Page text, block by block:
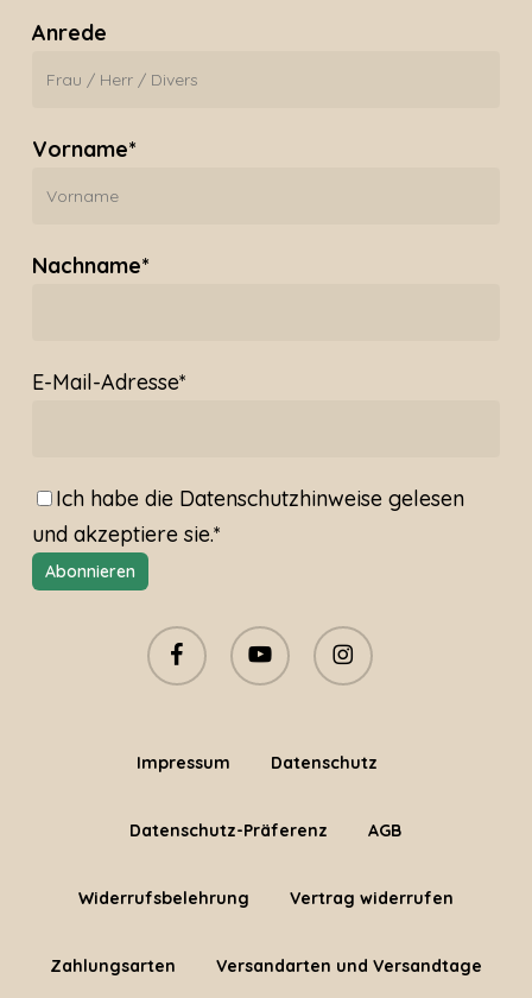
Anrede
Vorname*
Nachname*
E-Mail-Adresse*
Ich habe die Datenschutzhinweisegelesen
und akzeptiere sie.*
facebook youtube instagram
Impressum Datenschutz
Datenschutz-Präferenz AGB
Widerrufsbelehrung Vertrag widerrufen
Zahlungsarten Versandarten und Versandtage